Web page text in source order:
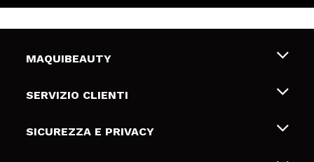
MAQUIBEAUTY
Chi siamo
Gift Cards
SERVIZIO CLIENTI
Spedizioni & Resi
SICUREZZA E PRIVACY